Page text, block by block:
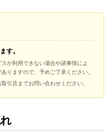
す。
が利用できない場合や諸事情によ
りますので、予めご了承ください。
引店までお問い合わせください。